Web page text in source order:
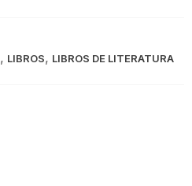
, LIBROS, LIBROS DE LITERATURA